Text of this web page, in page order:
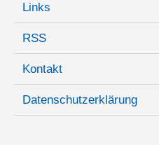
Links
RSS
Kontakt
Datenschutzerklärung